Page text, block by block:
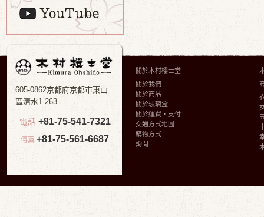
605-0862京都府京都市東山
區清水1-263
電話 +81-75-541-7321
傳真 +81-75-561-6687
關於木村櫻士堂
關於我們
關於商品
關於玻璃盒
關於運費・支付
交通方式地圖
購物方式
詢問